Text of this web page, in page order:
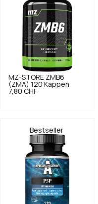
MZ-STORE ZMB6
(ZMA) 120 Kappen.
7,80 CHF
Bestseller